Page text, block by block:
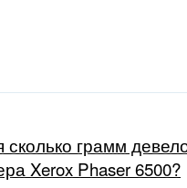
грамм
Xerox Phaser 6500?